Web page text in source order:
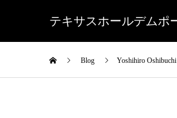
テキサスホールデムポ
Blog Yoshihiro